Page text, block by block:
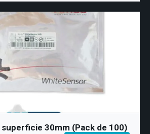
30mm (Pack de 100)